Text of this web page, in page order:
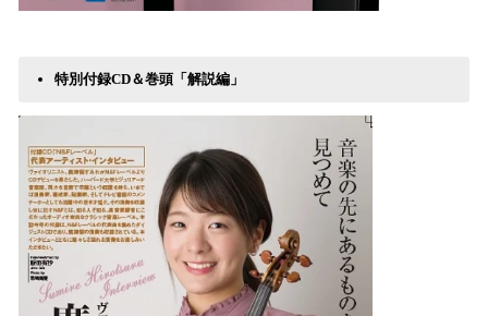
特別付録CD＆巻頭「解説編」